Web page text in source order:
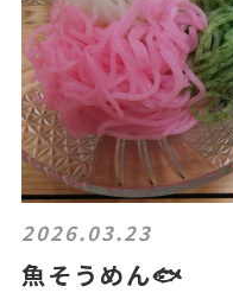
2026.03.23
魚そうめん🐟